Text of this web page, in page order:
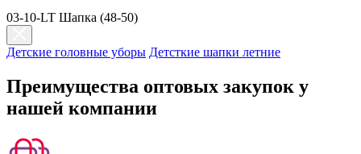
03-10-LT Шапка (48-50)
Детские головные уборы Детсткие шапки летние
Преимущества оптовых закупок у
нашей компании